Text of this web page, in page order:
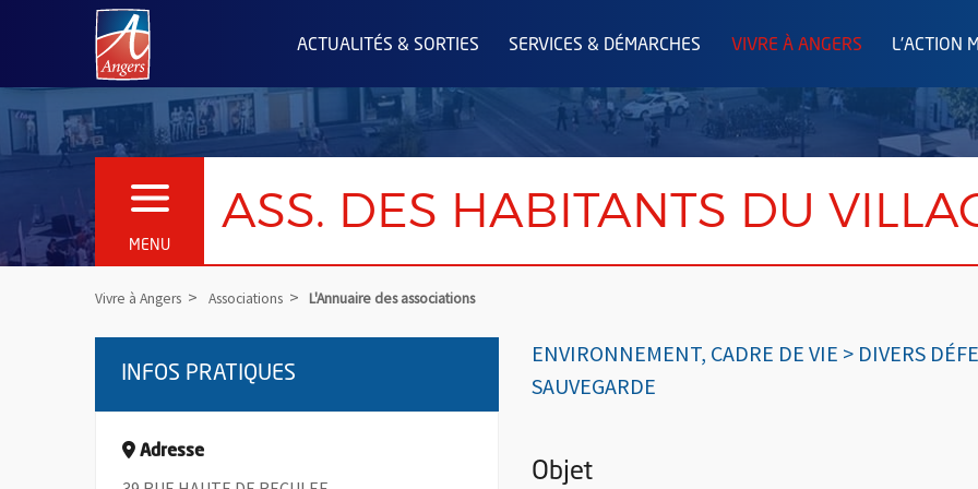
Angers.fr : Retour à l'accueil
ACTUALITÉS & SORTIES SERVICES & DÉMARCHES VIVRE À ANGERS L'ACTION
MENU
OUVRIR LE MENU ASS. DES HABITANTS DU
Vivre à Angers Associations L'Annuaire des associations
ENVIRONNEMENT, CADRE DE VIE > DIVERS
SAUVEGARDE
Objet
INFOS PRATIQUES
Adresse